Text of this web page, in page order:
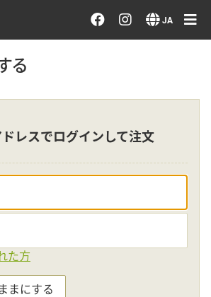
JA
お花を注文する・探す
まかせ注文
近のオーダー作品
ーティストで選ぶ
けたい気持ちで選ぶ
グイン
る
レスでログインして注文
た方
まにする